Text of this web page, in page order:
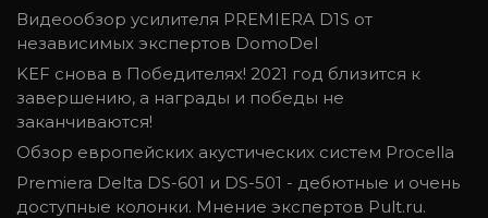
Видеообзор усилителя PREMIERA D1S от
независимых экспертов DomoDel
KEF снова в Победителях! 2021 год близится к
завершению, а награды и победы не
заканчиваются!
Обзор европейских акустических систем Proсella
Premiera Delta DS-601 и DS-501 - дебютные и очень
доступные колонки. Мнение экспертов Pult.ru.